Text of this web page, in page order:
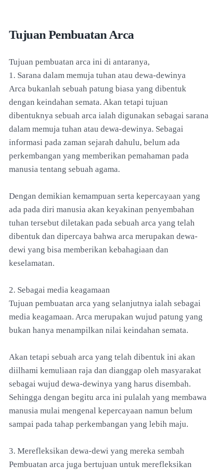
Tujuan Pembuatan Arca
Tujuan pembuatan arca ini di antaranya,
1. Sarana dalam memuja tuhan atau dewa-dewinya
Arca bukanlah sebuah patung biasa yang dibentuk
dengan keindahan semata. Akan tetapi tujuan
dibentuknya sebuah arca ialah digunakan sebagai sarana
dalam memuja tuhan atau dewa-dewinya. Sebagai
informasi pada zaman sejarah dahulu, belum ada
perkembangan yang memberikan pemahaman pada
manusia tentang sebuah agama.
Dengan demikian kemampuan serta kepercayaan yang
ada pada diri manusia akan keyakinan penyembahan
tuhan tersebut diletakan pada sebuah arca yang telah
dibentuk dan dipercaya bahwa arca merupakan dewa-
dewi yang bisa memberikan kebahagiaan dan
keselamatan.
2. Sebagai media keagamaan
Tujuan pembuatan arca yang selanjutnya ialah sebagai
media keagamaan. Arca merupakan wujud patung yang
bukan hanya menampilkan nilai keindahan semata.
Akan tetapi sebuah arca yang telah dibentuk ini akan
diilhami kemuliaan raja dan dianggap oleh masyarakat
sebagai wujud dewa-dewinya yang harus disembah.
Sehingga dengan begitu arca ini pulalah yang membawa
manusia mulai mengenal kepercayaan namun belum
sampai pada tahap perkembangan yang lebih maju.
3. Merefleksikan dewa-dewi yang mereka sembah
Pembuatan arca juga bertujuan untuk merefleksikan